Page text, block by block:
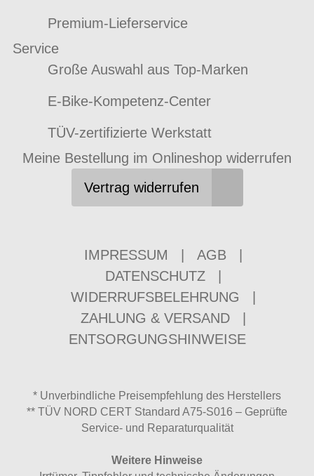
Premium-Lieferservice
Service
Große Auswahl aus Top-Marken
E-Bike-Kompetenz-Center
TÜV-zertifizierte Werkstatt
Meine Bestellung im Onlineshop widerrufen
Vertrag widerrufen
IMPRESSUM AGB
DATENSCHUTZ
WIDERRUFSBELEHRUNG
ZAHLUNG & VERSAND
ENTSORGUNGSHINWEISE
* Unverbindliche Preisempfehlung des Herstellers
** TÜV NORD CERT Standard A75-S016 – Geprüfte
Service- und Reparaturqualität
Weitere Hinweise